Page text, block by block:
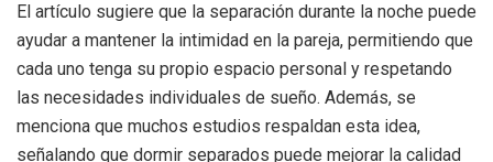
El artículo sugiere que la separación durante la noche puede
ayudar a mantener la intimidad en la pareja, permitiendo que
cada uno tenga su propio espacio personal y respetando
las necesidades individuales de sueño. Además, se
menciona que muchos estudios respaldan esta idea,
señalando que dormir separados puede mejorar la calidad